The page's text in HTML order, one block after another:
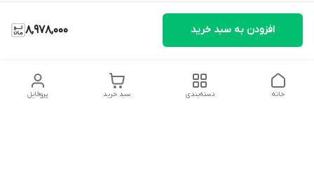
8,978,000 افزودن به سبد خرید
پروفایل سبد خرید دسته‌بندی خانه